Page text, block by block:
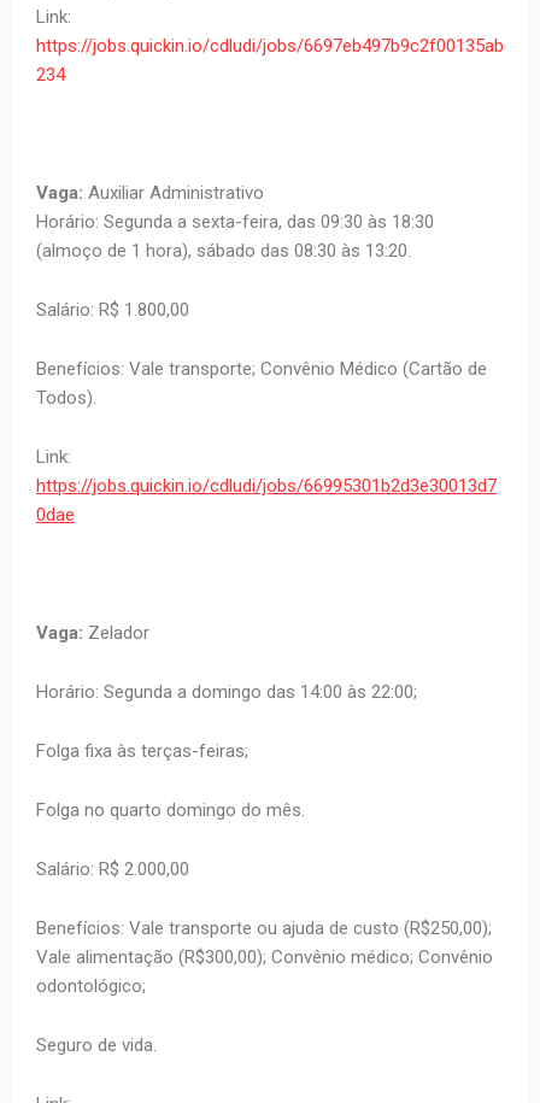
Link:
https://jobs.quickin.io/cdludi/jobs/6697eb497b9c2f00135ab
234
Vaga: Auxiliar Administrativo
Horário: Segunda a sexta-feira, das 09:30 às 18:30
(almoço de 1 hora), sábado das 08:30 às 13:20.
Salário: R$ 1.800,00
Benefícios: Vale transporte; Convênio Médico (Cartão de
Todos).
Link:
https://jobs.quickin.io/cdludi/jobs/66995301b2d3e30013d7
0dae
Vaga: Zelador
Horário: Segunda a domingo das 14:00 às 22:00;
Folga fixa às terças-feiras;
Folga no quarto domingo do mês.
Salário: R$ 2.000,00
Benefícios: Vale transporte ou ajuda de custo (R$250,00);
Vale alimentação (R$300,00); Convênio médico; Convênio
odontológico;
Seguro de vida.